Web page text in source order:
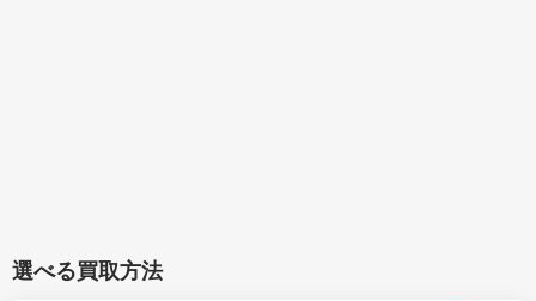
選べる買取方法